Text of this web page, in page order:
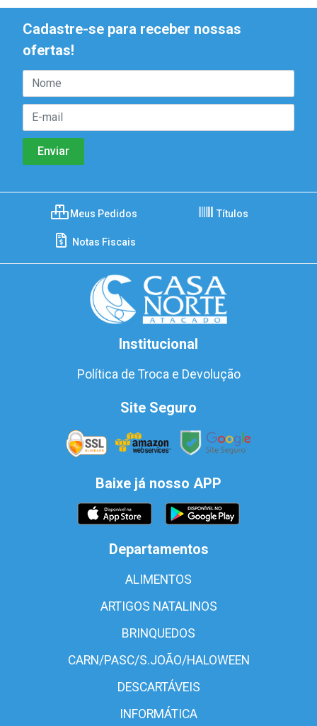
Cadastre-se para receber nossas
ofertas!
Meus Pedidos Títulos
Notas Fiscais
Institucional
Política de Troca e Devolução
Site Seguro
Baixe já nosso APP
Departamentos
ALIMENTOS
ARTIGOS NATALINOS
BRINQUEDOS
CARN/PASC/S.JOÃO/HALOWEEN
DESCARTÁVEIS
INFORMÁTICA